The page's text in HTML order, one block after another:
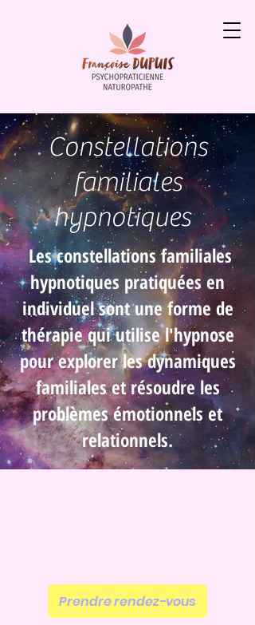
Constellations
familiales
hypnotiques
Les constellations familiales
hypnotiques pratiquées en
individuel sont une forme de
thérapie qui utilise l'hypnose
pour explorer les dynamiques
familiales et résoudre les
problèmes émotionnels et
relationnels.
Prendre rendez-vous